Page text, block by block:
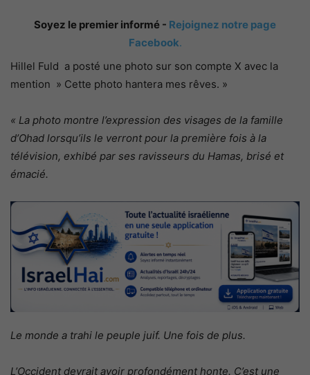
Soyez le premier informé - Rejoignez notre page
Facebook.
Hillel Fuld a posté une photo sur son compte X avec la
mention » Cette photo hantera mes rêves. »
« La photo montre l’expression des visages de la famille
d’Ohad lorsqu’ils le verront pour la première fois à la
télévision, exhibé par ses ravisseurs du Hamas, brisé et
émacié.
Le monde a trahi le peuple juif. Une fois de plus.
L’Occident devrait avoir profondément honte. C’est une